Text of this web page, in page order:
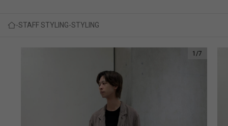
STAFF STYLING STYLING
1 /7